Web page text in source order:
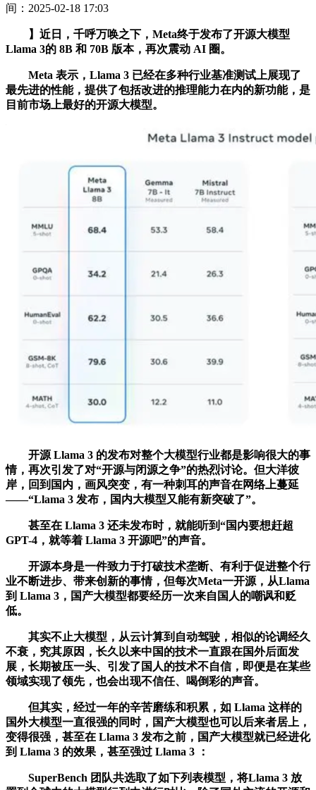
间：2025-02-18 17:03
】近日，千呼万唤之下，Meta终于发布了开源大模型
Llama 3的 8B 和 70B 版本，再次震动 AI 圈。
Meta 表示，Llama 3 已经在多种行业基准测试上展现了
最先进的性能，提供了包括改进的推理能力在内的新功能，是
目前市场上最好的开源大模型。
开源 Llama 3 的发布对整个大模型行业都是影响很大的事
情，再次引发了对“开源与闭源之争”的热烈讨论。但大洋彼
岸，回到国内，画风突变，有一种刺耳的声音在网络上蔓延
——“Llama 3 发布，国内大模型又能有新突破了”。
甚至在 Llama 3 还未发布时，就能听到“国内要想赶超
GPT-4，就等着 Llama 3 开源吧”的声音。
开源本身是一件致力于打破技术垄断、有利于促进整个行
业不断进步、带来创新的事情，但每次Meta一开源，从Llama
到 Llama 3，国产大模型都要经历一次来自国人的嘲讽和贬
低。
其实不止大模型，从云计算到自动驾驶，相似的论调经久
不衰，究其原因，长久以来中国的技术一直跟在国外后面发
展，长期被压一头、引发了国人的技术不自信，即便是在某些
领域实现了领先，也会出现不信任、喝倒彩的声音。
但其实，经过一年的辛苦磨练和积累，如 Llama 这样的
国外大模型一直很强的同时，国产大模型也可以后来者居上，
变得很强，甚至在 Llama 3 发布之前，国产大模型就已经进化
到 Llama 3 的效果，甚至强过 Llama 3 ：
SuperBench 团队共选取了如下列表模型，将Llama 3 放